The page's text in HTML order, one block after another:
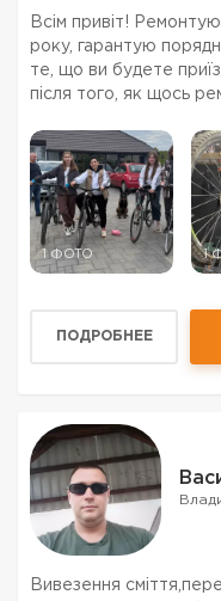
Всім привіт!
року, гарантую
те, що ви будете
після того, як щось
1 ФОТО 1
ПОДРОБНЕЕ
Вивезення